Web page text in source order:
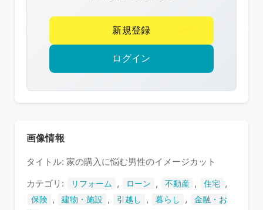
作
権
護
い
ま
す
新規登録
ログイン
画像情報
タイトル: 家の購入に悩む男性のイメージカット
カテゴリ:
リフォーム , ローン , 不動産 , 住宅 ,
保険 , 建物・施設 , 引越し , 暮らし ,
金融・お